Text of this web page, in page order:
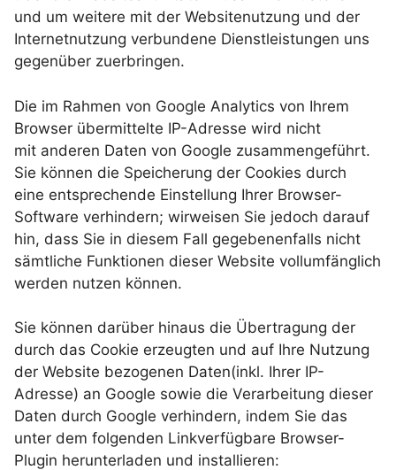
und um weitere mit der Websitenutzung und der
Internetnutzung verbundene Dienstleistungen uns
gegenüber zuerbringen.
Die im Rahmen von Google Analytics von Ihrem
Browser übermittelte IP-Adresse wird nicht
mit anderen Daten von Google zusammengeführt.
Sie können die Speicherung der Cookies durch
eine entsprechende Einstellung Ihrer Browser-
Software verhindern; wirweisen Sie jedoch darauf
hin, dass Sie in diesem Fall gegebenenfalls nicht
sämtliche Funktionen dieser Website vollumfänglich
werden nutzen können.
Sie können darüber hinaus die Übertragung der
durch das Cookie erzeugten und auf Ihre Nutzung
der Website bezogenen Daten(inkl. Ihrer IP-
Adresse) an Google sowie die Verarbeitung dieser
Daten durch Google verhindern, indem Sie das
unter dem folgenden Linkverfügbare Browser-
Plugin herunterladen und installieren: